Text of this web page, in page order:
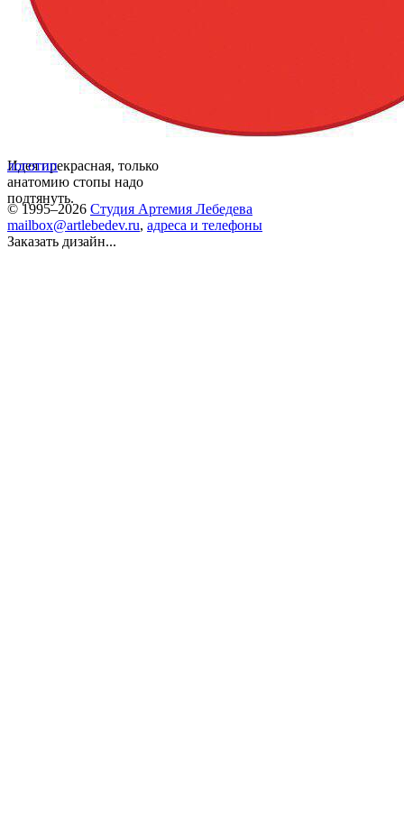
Идея прекрасная, только
анатомию стопы надо
подтянуть.
логотип
© 1995–2026 Студия Артемия Лебедева
mailbox@artlebedev.ru, адреса и телефоны
Заказать дизайн...